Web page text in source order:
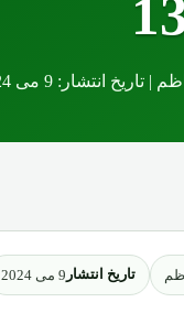
انتشار: 9 می 2024
تاریخ انتشار